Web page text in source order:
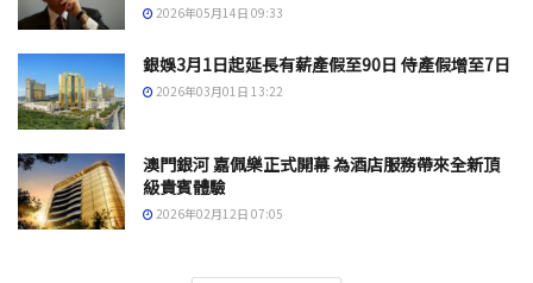
2026年05月14日 09:33
銀娛3月1日起延長有薪產假至90日 侍產假增至7日
2026年03月01日 13:22
澳門銀河 嘉佩樂正式開幕 為酒店服務帶來全新頂
級貴賓體驗
2026年02月12日 07:05